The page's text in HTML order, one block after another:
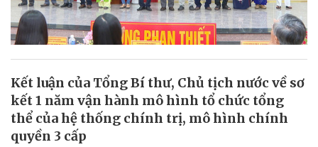
Kết luận của Tổng Bí thư, Chủ tịch nước về sơ
kết 1 năm vận hành mô hình tổ chức tổng
thể của hệ thống chính trị, mô hình chính
quyền 3 cấp